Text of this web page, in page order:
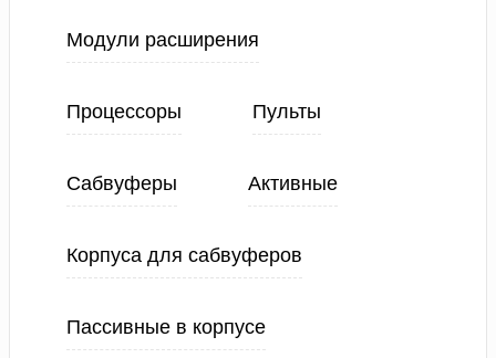
Модули расширения
Процессоры Пульты
Сабвуферы Активные
Корпуса для сабвуферов
Пассивные в корпусе